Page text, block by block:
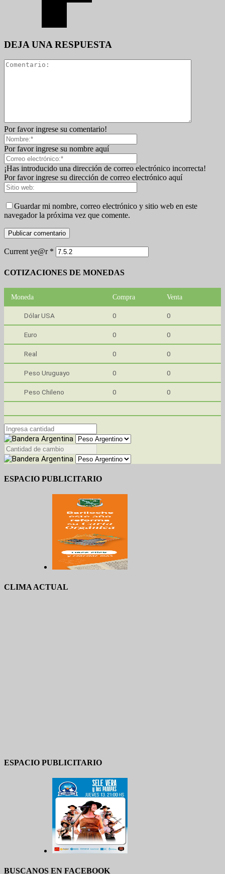
DEJA UNA RESPUESTA
Por favor ingrese su comentario!
Por favor ingrese su nombre aquí
¡Has introducido una dirección de correo electrónico incorrecta!
Por favor ingrese su dirección de correo electrónico aquí
Guardar mi nombre, correo electrónico y sitio web en este
navegador la próxima vez que comente.
Current ye@r *
COTIZACIONES DE MONEDAS
Moneda Compra Venta
Dólar USA 0 0
Euro 0 0
Real 0 0
Peso Uruguayo 0 0
Peso Chileno 0 0
ESPACIO PUBLICITARIO
CLIMA ACTUAL
ESPACIO PUBLICITARIO
BUSCANOS EN FACEBOOK